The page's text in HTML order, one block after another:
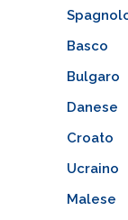
Basco
Bulgaro
Danese
Croato
Ucraino
Malese